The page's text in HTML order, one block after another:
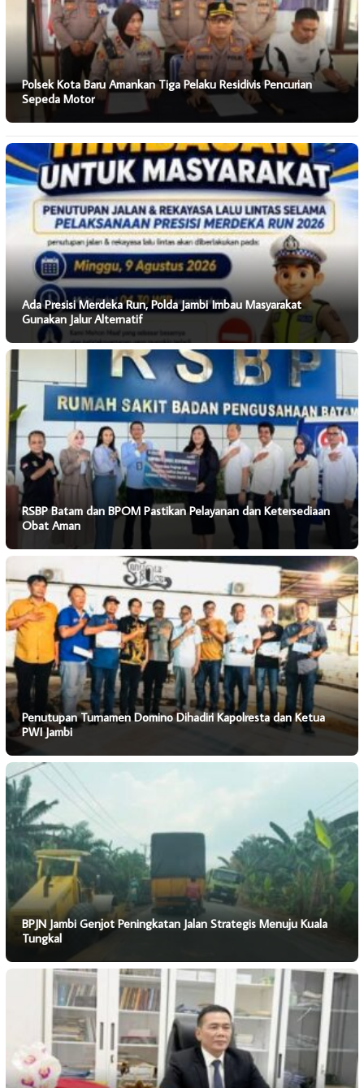
Polsek Kota Baru Amankan Tiga Pelaku Residivis Pencurian
Sepeda Motor
Ada Presisi Merdeka Run, Polda Jambi Imbau Masyarakat
Gunakan Jalur Alternatif
RSBP Batam dan BPOM Pastikan Pelayanan dan Ketersediaan
Obat Aman
Penutupan Turnamen Domino Dihadiri Kapolresta dan Ketua
PWI Jambi
BPJN Jambi Genjot Peningkatan Jalan Strategis Menuju Kuala
Tungkal